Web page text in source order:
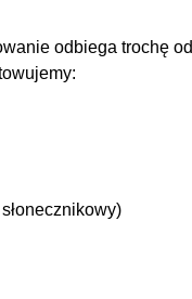
odbiega trochę od